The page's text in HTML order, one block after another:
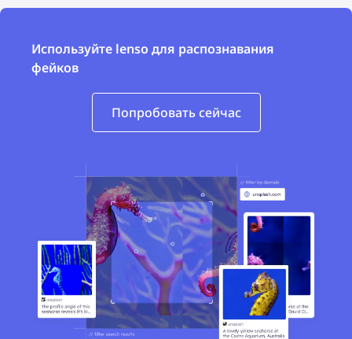
Используйте lenso для распознавания
фейков
Попробовать сейчас